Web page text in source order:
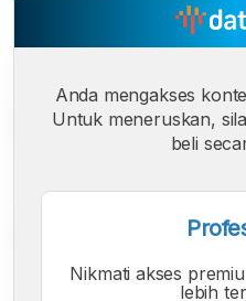
Anda mengakses
Untuk meneruskan,
beli
Nikmati akses
lebih